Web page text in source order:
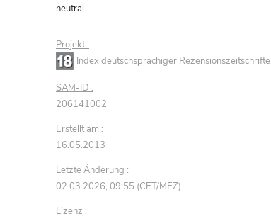
neutral
Projekt :
Index deutschsprachiger
SAM-ID :
206141002
Erstellt am :
16.05.2013
Letzte Änderung :
02.03.2026, 09:55 (CET/MEZ)
Lizenz :